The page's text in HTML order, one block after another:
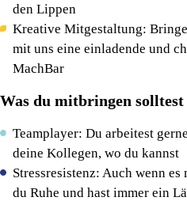
den Lippen
Kreative Mitgestaltung:
mit uns eine einladende und
MachBar
Was du mitbringen solltest
Teamplayer: Du arbeitest
deine Kollegen, wo du kannst
Stressresistenz: Auch wenn
du Ruhe und hast immer ein